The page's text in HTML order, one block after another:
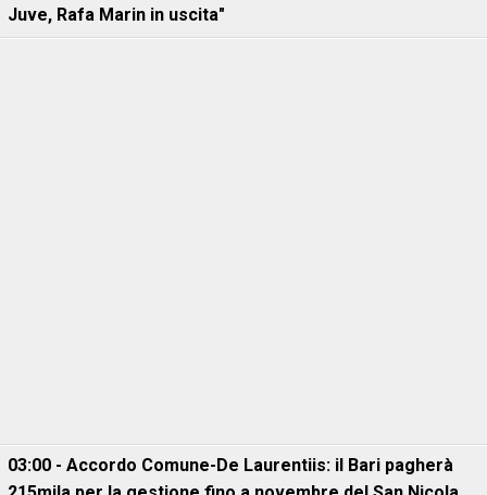
Juve, Rafa Marin in uscita"
03:00 - Accordo Comune-De Laurentiis: il Bari pagherà